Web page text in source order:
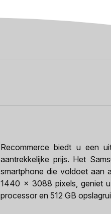
Recommerce biedt u een
aantrekkelijke prijs. Het
smartphone die voldoet aan
1440 x 3088 pixels, geniet
processor en 512 GB